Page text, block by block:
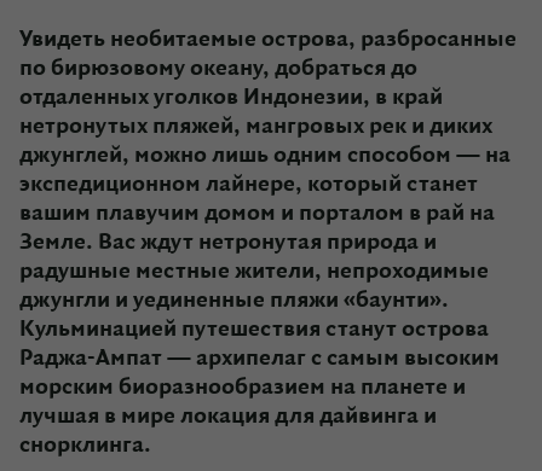
Увидеть необитаемые острова, разбросанные
по бирюзовому океану, добраться до
отдаленных уголков Индонезии, в край
нетронутых пляжей, мангровых рек и диких
джунглей, можно лишь одним способом — на
экспедиционном лайнере, который станет
вашим плавучим домом и порталом в рай на
Земле. Вас ждут нетронутая природа и
радушные местные жители, непроходимые
джунгли и уединенные пляжи «баунти».
Кульминацией путешествия станут острова
Раджа-Ампат — архипелаг с самым высоким
морским биоразнообразием на планете и
лучшая в мире локация для дайвинга и
снорклинга.